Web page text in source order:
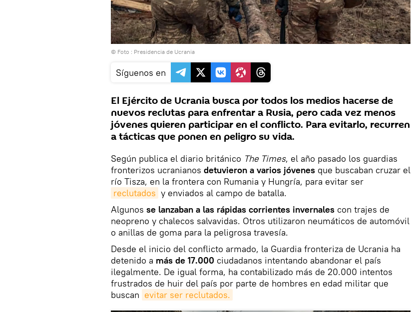
© Foto : Presidencia de Ucrania
Síguenos en
El Ejército de Ucrania busca por todos los medios hacerse de
nuevos reclutas para enfrentar a Rusia, pero cada vez menos
jóvenes quieren participar en el conflicto. Para evitarlo, recurren
a tácticas que ponen en peligro su vida.
Según publica el diario británico The Times, el año pasado los guardias
fronterizos ucranianos detuvieron a varios jóvenes que buscaban cruzar el
río Tisza, en la frontera con Rumania y Hungría, para evitar ser
reclutados y enviados al campo de batalla.
Algunos se lanzaban a las rápidas corrientes invernales con trajes de
neopreno y chalecos salvavidas. Otros utilizaron neumáticos de automóvil
o anillas de goma para la peligrosa travesía.
Desde el inicio del conflicto armado, la Guardia fronteriza de Ucrania ha
detenido a más de 17.000 ciudadanos intentando abandonar el país
ilegalmente. De igual forma, ha contabilizado más de 20.000 intentos
frustrados de huir del país por parte de hombres en edad militar que
buscan evitar ser reclutados.